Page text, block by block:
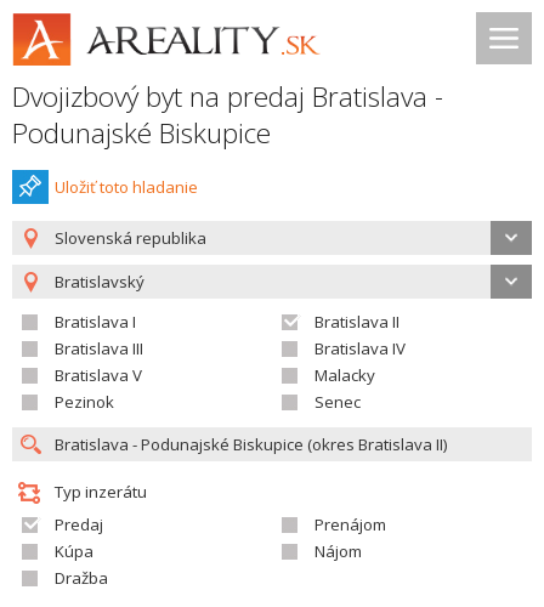
Dvojizbový byt na predaj Bratislava -
Podunajské Biskupice
Uložiť toto hladanie
Slovenská republika
Bratislavský
Bratislava I
Bratislava II
Bratislava III
Bratislava IV
Bratislava V
Malacky
Pezinok
Senec
Typ inzerátu
Predaj
Prenájom
Kúpa
Nájom
Dražba